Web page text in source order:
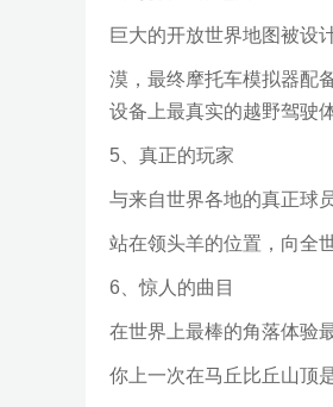
巨大的开放世界地图被设
漠，最终摩托车模拟器配
设备上最真实的越野驾驶体
5、真正的玩家
与来自世界各地的真正球
站在领头羊的位置，向全
6、惊人的曲目
在世界上最棒的角落体验
你上一次在马丘比丘山顶